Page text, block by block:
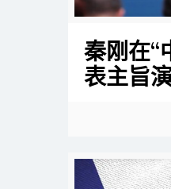
秦刚在“
表主旨